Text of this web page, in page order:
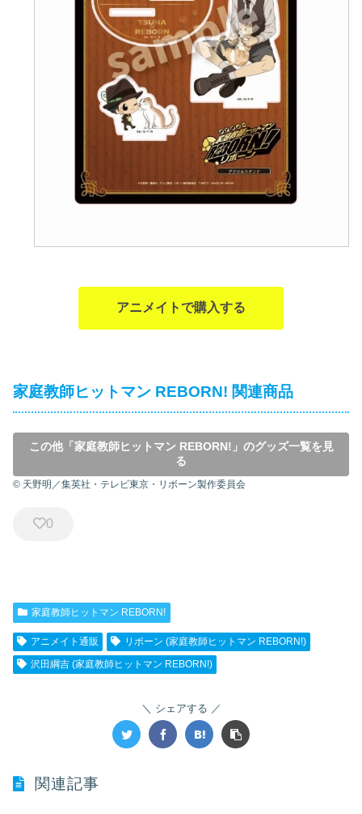
アニメイトで購入する
家庭教師ヒットマン REBORN! 関連商品
この他「家庭教師ヒットマン REBORN!」のグッズ一覧を見
る
© 天野明／集英社・テレビ東京・リボーン製作委員会
0
家庭教師ヒットマン REBORN!
アニメイト通販
リボーン (家庭教師ヒットマン REBORN!)
沢田綱吉 (家庭教師ヒットマン REBORN!)
シェアする
関連記事